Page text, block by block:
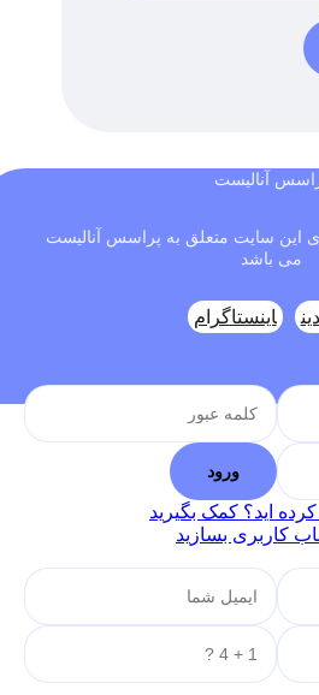
آنالیست
این سایت متعلق به پراسس آنالیست
می باشد
اینستاگرام
اید؟ کمک بگیرید
کاربری بسازید